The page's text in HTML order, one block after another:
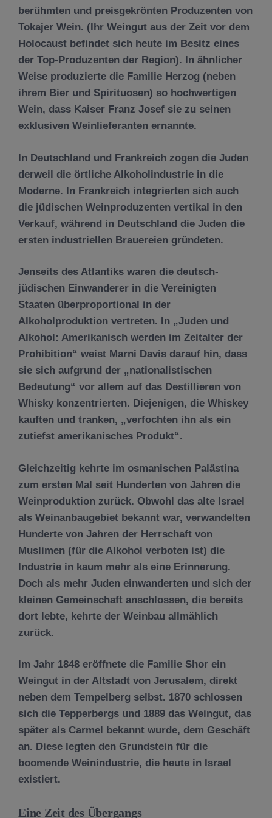
berühmten und preisgekrönten Produzenten von
Tokajer Wein. (Ihr Weingut aus der Zeit vor dem
Holocaust befindet sich heute im Besitz eines
der Top-Produzenten der Region). In ähnlicher
Weise produzierte die Familie Herzog (neben
ihrem Bier und Spirituosen) so hochwertigen
Wein, dass Kaiser Franz Josef sie zu seinen
exklusiven Weinlieferanten ernannte.
In Deutschland und Frankreich zogen die Juden
derweil die örtliche Alkoholindustrie in die
Moderne. In Frankreich integrierten sich auch
die jüdischen Weinproduzenten vertikal in den
Verkauf, während in Deutschland die Juden die
ersten industriellen Brauereien gründeten.
Jenseits des Atlantiks waren die deutsch-
jüdischen Einwanderer in die Vereinigten
Staaten überproportional in der
Alkoholproduktion vertreten. In „Juden und
Alkohol: Amerikanisch werden im Zeitalter der
Prohibition“ weist Marni Davis darauf hin, dass
sie sich aufgrund der „nationalistischen
Bedeutung“ vor allem auf das Destillieren von
Whisky konzentrierten. Diejenigen, die Whiskey
kauften und tranken, „verfochten ihn als ein
zutiefst amerikanisches Produkt“.
Gleichzeitig kehrte im osmanischen Palästina
zum ersten Mal seit Hunderten von Jahren die
Weinproduktion zurück. Obwohl das alte Israel
als Weinanbaugebiet bekannt war, verwandelten
Hunderte von Jahren der Herrschaft von
Muslimen (für die Alkohol verboten ist) die
Industrie in kaum mehr als eine Erinnerung.
Doch als mehr Juden einwanderten und sich der
kleinen Gemeinschaft anschlossen, die bereits
dort lebte, kehrte der Weinbau allmählich
zurück.
Im Jahr 1848 eröffnete die Familie Shor ein
Weingut in der Altstadt von Jerusalem, direkt
neben dem Tempelberg selbst. 1870 schlossen
sich die Tepperbergs und 1889 das Weingut, das
später als Carmel bekannt wurde, dem Geschäft
an. Diese legten den Grundstein für die
boomende Weinindustrie, die heute in Israel
existiert.
Eine Zeit des Übergangs